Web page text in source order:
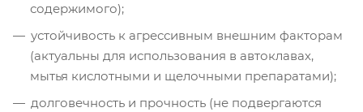
содержимого);
устойчивость к агрессивным внешним факторам
(актуальны для использования в автоклавах,
мытья кислотными и щелочными препаратами);
долговечность и прочность (не подвергаются